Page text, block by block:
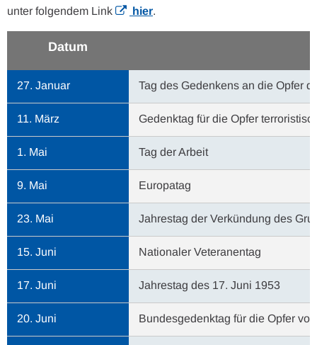
unter folgendem Link
hier.
Datum
27. Januar Tag des Gedenkens an die Opfer
11. März Gedenktag für die Opfer
1. Mai Tag der Arbeit
9. Mai Europatag
23. Mai Jahrestag der Verkündung des
15. Juni Nationaler Veteranentag
17. Juni Jahrestag des 17. Juni 1953
20. Juni Bundesgedenktag für die Opfer